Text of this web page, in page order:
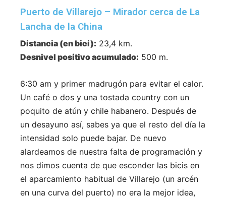
Puerto de Villarejo – Mirador cerca de La
Lancha de la China
Distancia (en bici): 23,4 km.
Desnivel positivo acumulado: 500 m.
6:30 am y primer madrugón para evitar el calor.
Un café o dos y una tostada country con un
poquito de atún y chile habanero. Después de
un desayuno así, sabes ya que el resto del día la
intensidad solo puede bajar. De nuevo
alardeamos de nuestra falta de programación y
nos dimos cuenta de que esconder las bicis en
el aparcamiento habitual de Villarejo (un arcén
en una curva del puerto) no era la mejor idea,